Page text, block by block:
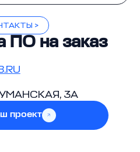
>
ПО на заказ
3А
проект